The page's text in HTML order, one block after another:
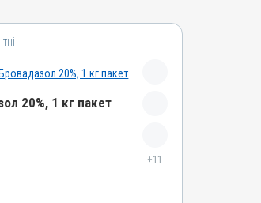
20%, 1 кг пакет
+11